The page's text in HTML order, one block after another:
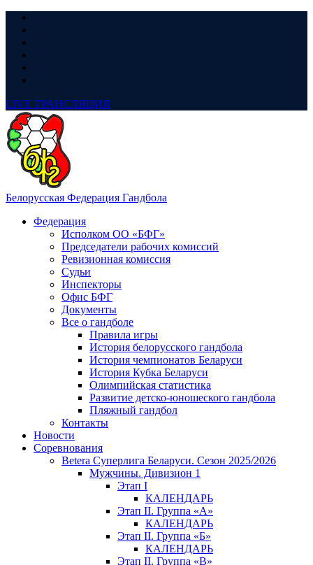
LIVE ТРАНСЛЯЦИЯ
Белорусская Федерация Гандбола
Федерация
Исполком ОО «БФГ»
Председатели рабочих комиссий
Ревизионная комиссия
Судьи
Инспекторы
Офис БФГ
Документы
Все о гандболе
Правила игры
История белорусского гандбола
История чемпионатов Беларуси
История Кубка Беларуси
Олимпийская статистика
Развитие детско-юношеского гандбола
Пляжный гандбол
Контакты
Новости
Соревнования
Betera Суперлига Беларуси. Сезон 2025/2026
Мужчины. Дивизион 1
Этап I
КАЛЕНДАРЬ
Этап II. Группа «А»
КАЛЕНДАРЬ
Этап II. Группа «Б»
КАЛЕНДАРЬ
Этап II. Группа «В»